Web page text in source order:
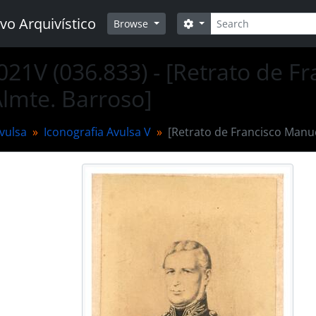
Arquivístico Browse Buscar
Opções de busca
(036.833) - [Retrato de
Barroso]
Iconografia Avulsa V [Retrato de Francisco